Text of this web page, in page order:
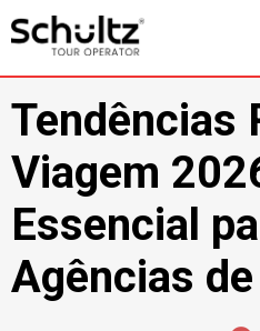
Tendências
Viagem
Essencial
Agências